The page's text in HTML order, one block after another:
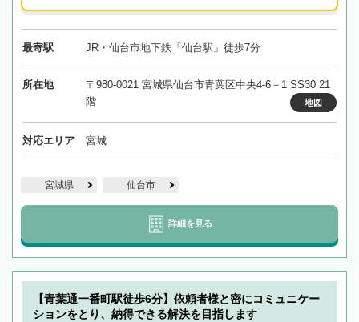
最寄駅 JR・仙台市地下鉄「仙台駅」徒歩7分
所在地
〒980-0021 宮城県仙台市青葉区中央4-6－1 SS30 21
階
地図
対応エリア 宮城
宮城県 仙台市
詳細を見る
【青葉通一番町駅徒歩6分】依頼者様と密にコミュニケー
ションをとり、納得できる解決を目指します